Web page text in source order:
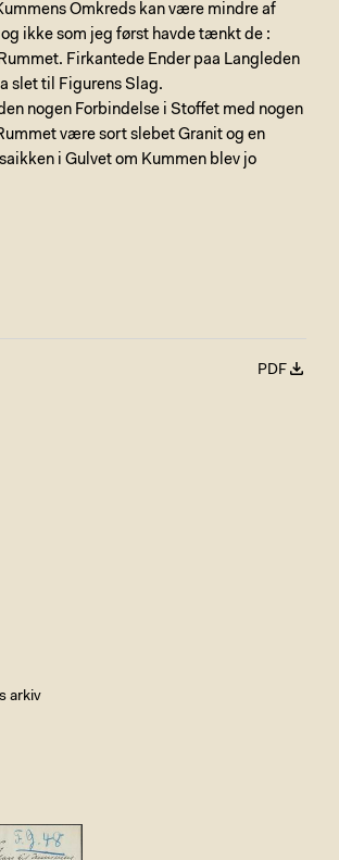
Omkreds kan være mindre af
ikke som jeg først havde tænkt de :
Firkantede Ender paa Langleden
slet til Figurens Slag.
nogen Forbindelse i Stoffet med nogen
være sort slebet Granit og en
i Gulvet om Kummen blev jo
PDF
arkiv